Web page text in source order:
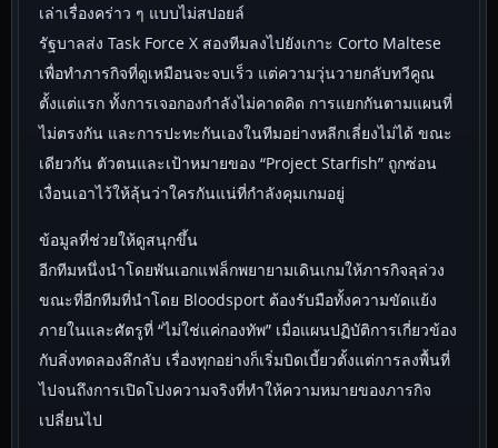
เล่าเรื่องคร่าว ๆ แบบไม่สปอยล์
รัฐบาลส่ง Task Force X สองทีมลงไปยังเกาะ Corto Maltese
เพื่อทำภารกิจที่ดูเหมือนจะจบเร็ว แต่ความวุ่นวายกลับทวีคูณ
ตั้งแต่แรก ทั้งการเจอกองกำลังไม่คาดคิด การแยกกันตามแผนที่
ไม่ตรงกัน และการปะทะกันเองในทีมอย่างหลีกเลี่ยงไม่ได้ ขณะ
เดียวกัน ตัวตนและเป้าหมายของ “Project Starfish” ถูกซ่อน
เงื่อนเอาไว้ให้ลุ้นว่าใครกันแน่ที่กำลังคุมเกมอยู่
ข้อมูลที่ช่วยให้ดูสนุกขึ้น
อีกทีมหนึ่งนำโดยพันเอกแฟล็กพยายามเดินเกมให้ภารกิจลุล่วง
ขณะที่อีกทีมที่นำโดย Bloodsport ต้องรับมือทั้งความขัดแย้ง
ภายในและศัตรูที่ “ไม่ใช่แค่กองทัพ” เมื่อแผนปฏิบัติการเกี่ยวข้อง
กับสิ่งทดลองลึกลับ เรื่องทุกอย่างก็เริ่มบิดเบี้ยวตั้งแต่การลงพื้นที่
ไปจนถึงการเปิดโปงความจริงที่ทำให้ความหมายของภารกิจ
เปลี่ยนไป